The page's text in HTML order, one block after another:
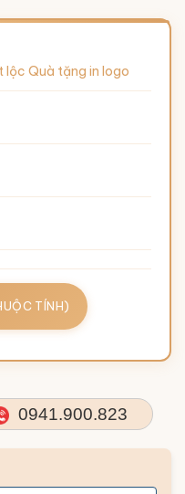
lộc Quà tặng in logo
TÍNH)
0941.900.823